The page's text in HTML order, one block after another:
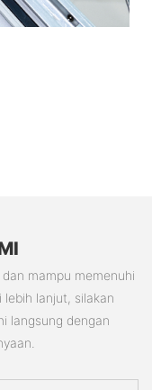
mampu memenuhi
lanjut, silakan
langsung dengan